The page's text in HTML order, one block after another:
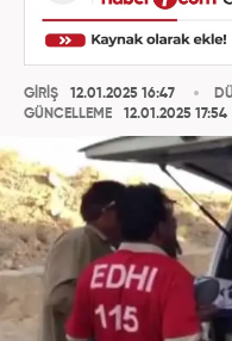
GİRİŞ
12.01.2025 16:47
GÜNCELLEME
12.01.2025 17:54